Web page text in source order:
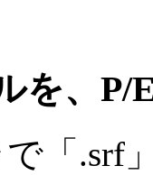
を、
「.srf